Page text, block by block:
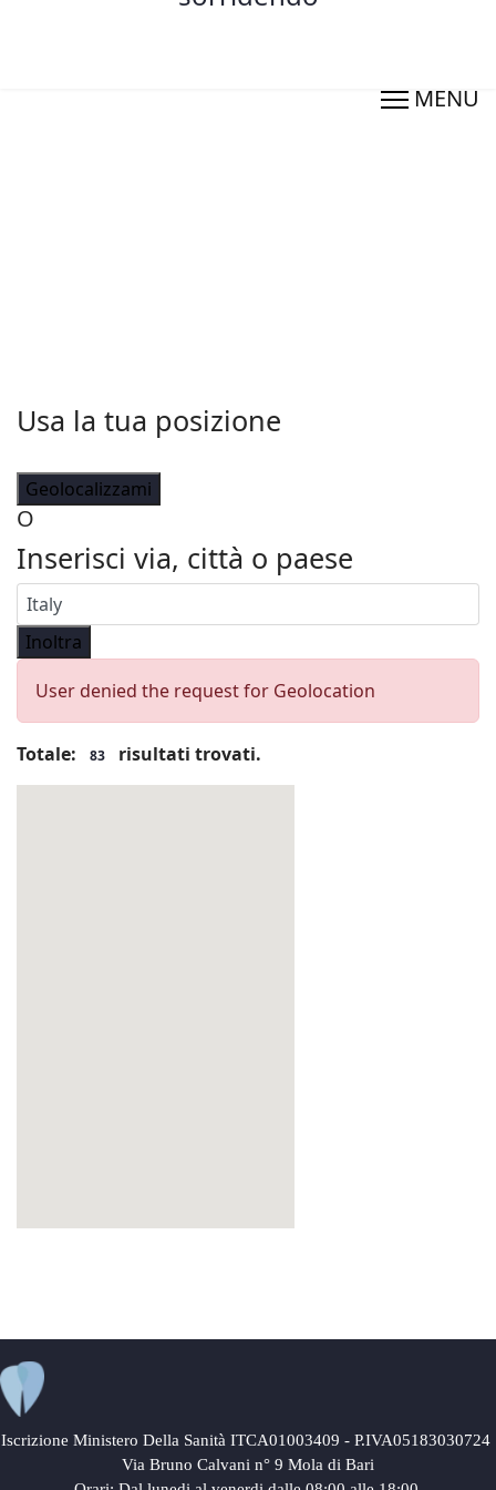
Usa la tua posizione
Geolocalizzami
O
Inserisci via, città o paese
Inoltra
User denied the request for Geolocation
Totale: 83 risultati trovati.
Iscrizione Ministero Della Sanità ITCA01003409 - P.IVA05183030724
Via Bruno Calvani n° 9 Mola di Bari